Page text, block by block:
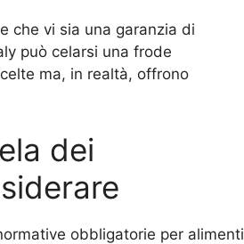
che vi sia una garanzia di
può celarsi una frode
ma, in realtà, offrono
dei
obbligatorie per alimenti